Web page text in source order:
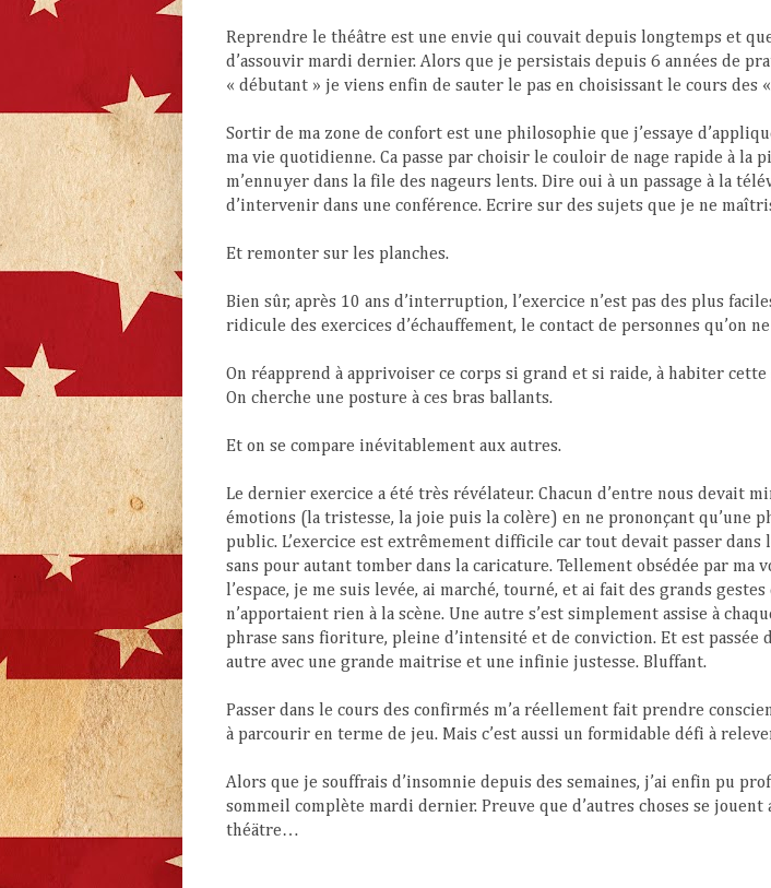
Reprendre le théâtre est une envie qui couvait depuis longtemps et
d’assouvir mardi dernier. Alors que je persistais depuis 6 années de
« débutant » je viens enfin de sauter le pas en choisissant le cours des
Sortir de ma zone de confort est une philosophie que j’essaye
ma vie quotidienne. Ca passe par choisir le couloir de nage rapide à la
m’ennuyer dans la file des nageurs lents. Dire oui à un passage à la
d’intervenir dans une conférence. Ecrire sur des sujets que je ne
Et remonter sur les planches.
Bien sûr, après 10 ans d’interruption, l’exercice n’est pas des plus
ridicule des exercices d’échauffement, le contact de personnes qu’on
On réapprend à apprivoiser ce corps si grand et si raide, à habiter cette
On cherche une posture à ces bras ballants.
Et on se compare inévitablement aux autres.
Le dernier exercice a été très révélateur. Chacun d’entre nous devait
émotions (la tristesse, la joie puis la colère) en ne prononçant qu’une
public. L’exercice est extrêmement difficile car tout devait passer dans
sans pour autant tomber dans la caricature. Tellement obsédée par ma
l’espace, je me suis levée, ai marché, tourné, et ai fait des grands
n’apportaient rien à la scène. Une autre s’est simplement assise à
phrase sans fioriture, pleine d’intensité et de conviction. Et est passée
autre avec une grande maitrise et une infinie justesse. Bluffant.
Passer dans le cours des confirmés m’a réellement fait prendre
à parcourir en terme de jeu. Mais c’est aussi un formidable défi à
Alors que je souffrais d’insomnie depuis des semaines, j’ai enfin pu
sommeil complète mardi dernier. Preuve que d’autres choses se jouent
théätre…